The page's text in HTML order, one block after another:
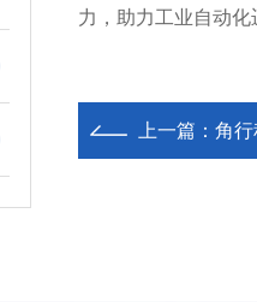
力，助力工业自动
上一篇： 角